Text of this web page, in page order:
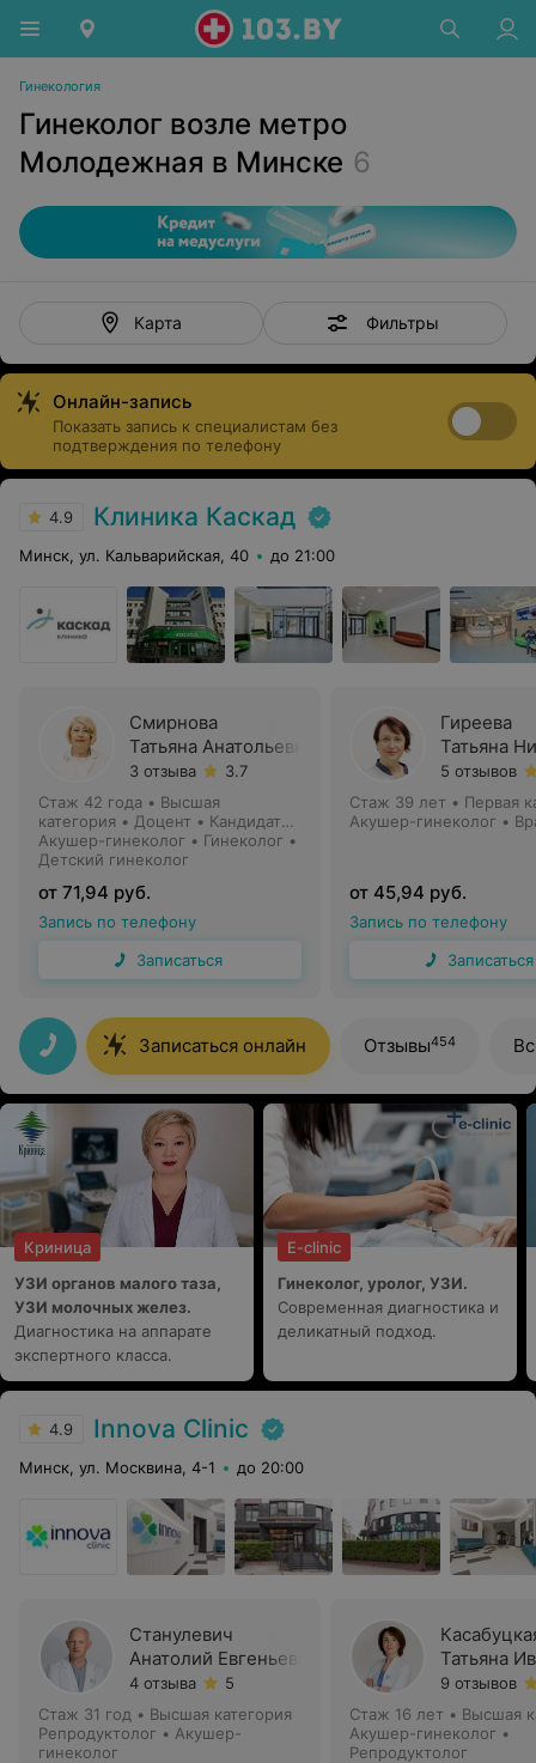
Гинекология
Гинеколог возле метро
Молодежная в Минске 6
Карта Фильтры
Онлайн-запись
Показать запись к специалистам без
подтверждения по телефону
4.9 Клиника Каскад
Минск, ул. Кальварийская, 40 до 21:00
Смирнова
Татьяна Анатольевна
3 отзыва
3.7
Стаж 42 года • Высшая
категория • Доцент • Кандидат
медицинских наук
Акушер-гинеколог • Гинеколог •
Детский гинеколог
от 71,94 руб.
Запись по телефону
Записаться
Гиреева
Татьяна
5 отзывов
Стаж 39 лет • Первая
Акушер-гинеколог •
от 45,94 руб.
Запись по телефону
Записаться
Записаться онлайн Отзывы454
Криница
УЗИ органов малого таза,
УЗИ молочных желез.
Диагностика на аппарате
экспертного класса.
E-clinic
Гинеколог, уролог, УЗИ.
Современная диагностика и
деликатный подход.
4.9 Innova Clinic
Минск, ул. Москвина, 4-1 до 20:00
Станулевич
Анатолий Евгеньевич
4 отзыва
5
Стаж 31 год • Высшая категория
Репродуктолог • Акушер-
гинеколог
Татьяна
9 отзывов
Стаж 16 лет • Высшая
Акушер-гинеколог •
Репродуктолог